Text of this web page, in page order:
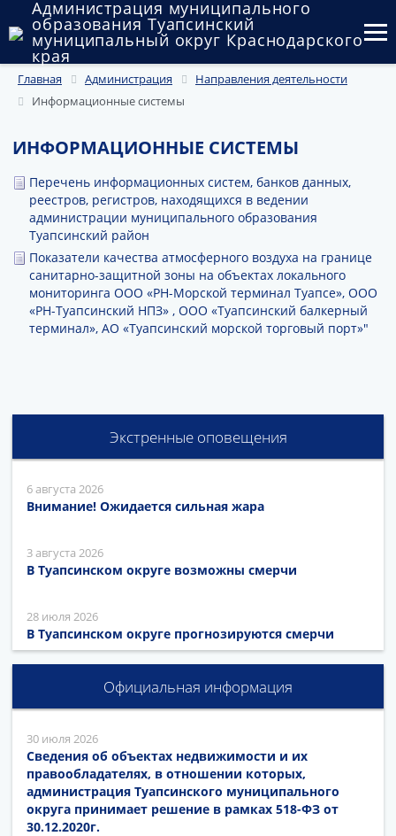
Администрация муниципального
образования Туапсинский
муниципальный округ Краснодарского
края
Округ
Муниципальные закупки
Государственный и муниципальный контроль
Муниципальное имущество
Публичные слушания и общественные обсуждения
Документы
Главная Администрация
Направления деятельности
Информационные системы
ИНФОРМАЦИОННЫЕ СИСТЕМЫ
Перечень информационных систем, банков данных,
реестров, регистров, находящихся в ведении
администрации муниципального образования
Туапсинский район
Показатели качества атмосферного воздуха на границе
санитарно-защитной зоны на объектах локального
мониторинга ООО «РН-Морской терминал Туапсе», ООО
«РН-Туапсинский НПЗ» , ООО «Туапсинский балкерный
терминал», АО «Туапсинский морской торговый порт»"
Экстренные оповещения
6 августа 2026
Внимание! Ожидается сильная жара
3 августа 2026
В Туапсинском округе возможны смерчи
28 июля 2026
В Туапсинском округе прогнозируются смерчи
Официальная информация
30 июля 2026
Сведения об объектах недвижимости и их
правообладателях, в отношении которых,
администрация Туапсинского муниципального
округа принимает решение в рамках 518-ФЗ от
30.12.2020г.